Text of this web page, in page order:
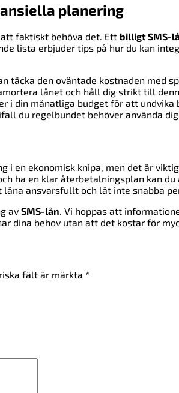
planering
faktiskt behöva det. Ett billigt SMS-
lista erbjuder tips på hur du kan
täcka den oväntade kostnaden med
lånet och håll dig strikt till
i din månatliga budget för att undvika
du regelbundet behöver använda
i en ekonomisk knipa, men det är
ha en klar återbetalningsplan kan
ansvarsfullt och låt inte snabba
av SMS-lån . Vi hoppas att
dina behov utan att det kostar för
fält är märkta *